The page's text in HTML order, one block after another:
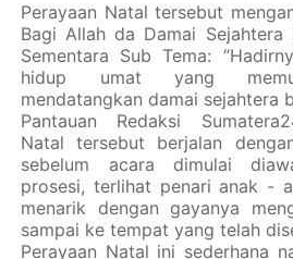
Perayaan Natal tersebut
Bagi Allah da Damai Sejahtera
Sementara Sub Tema:
hidup umat yang
mendatangkan damai sejahtera
Pantauan Redaksi
Natal tersebut berjalan
sebelum acara dimulai
prosesi, terlihat penari anak -
menarik dengan gayanya
sampai ke tempat yang telah
Perayaan Natal ini sederhana